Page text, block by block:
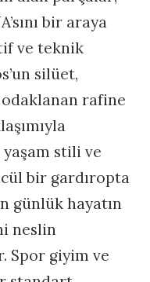
bir araya
ve teknik
silüet,
rafine
stili ve
bir gardıropta
günlük hayatın
neslin
Spor giyim ve